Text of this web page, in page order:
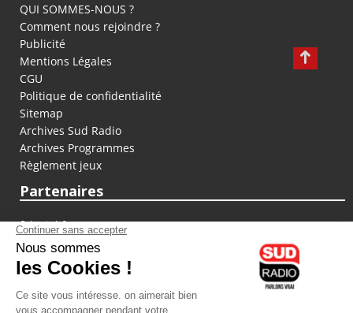
QUI SOMMES-NOUS ?
Comment nous rejoindre ?
Publicité
Mentions Légales
CGU
Politique de confidentialité
Sitemap
Archives Sud Radio
Archives Programmes
Règlement jeux
Partenaires
fiducial.fr
lyoncapitale.fr
olympique-et-lyonnais.com
L'application Iphone / Android